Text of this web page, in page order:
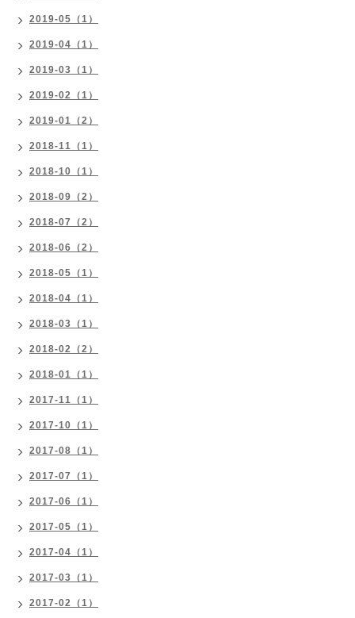
2019-05（1）
2019-04（1）
2019-03（1）
2019-02（1）
2019-01（2）
2018-11（1）
2018-10（1）
2018-09（2）
2018-07（2）
2018-06（2）
2018-05（1）
2018-04（1）
2018-03（1）
2018-02（2）
2018-01（1）
2017-11（1）
2017-10（1）
2017-08（1）
2017-07（1）
2017-06（1）
2017-05（1）
2017-04（1）
2017-03（1）
2017-02（1）